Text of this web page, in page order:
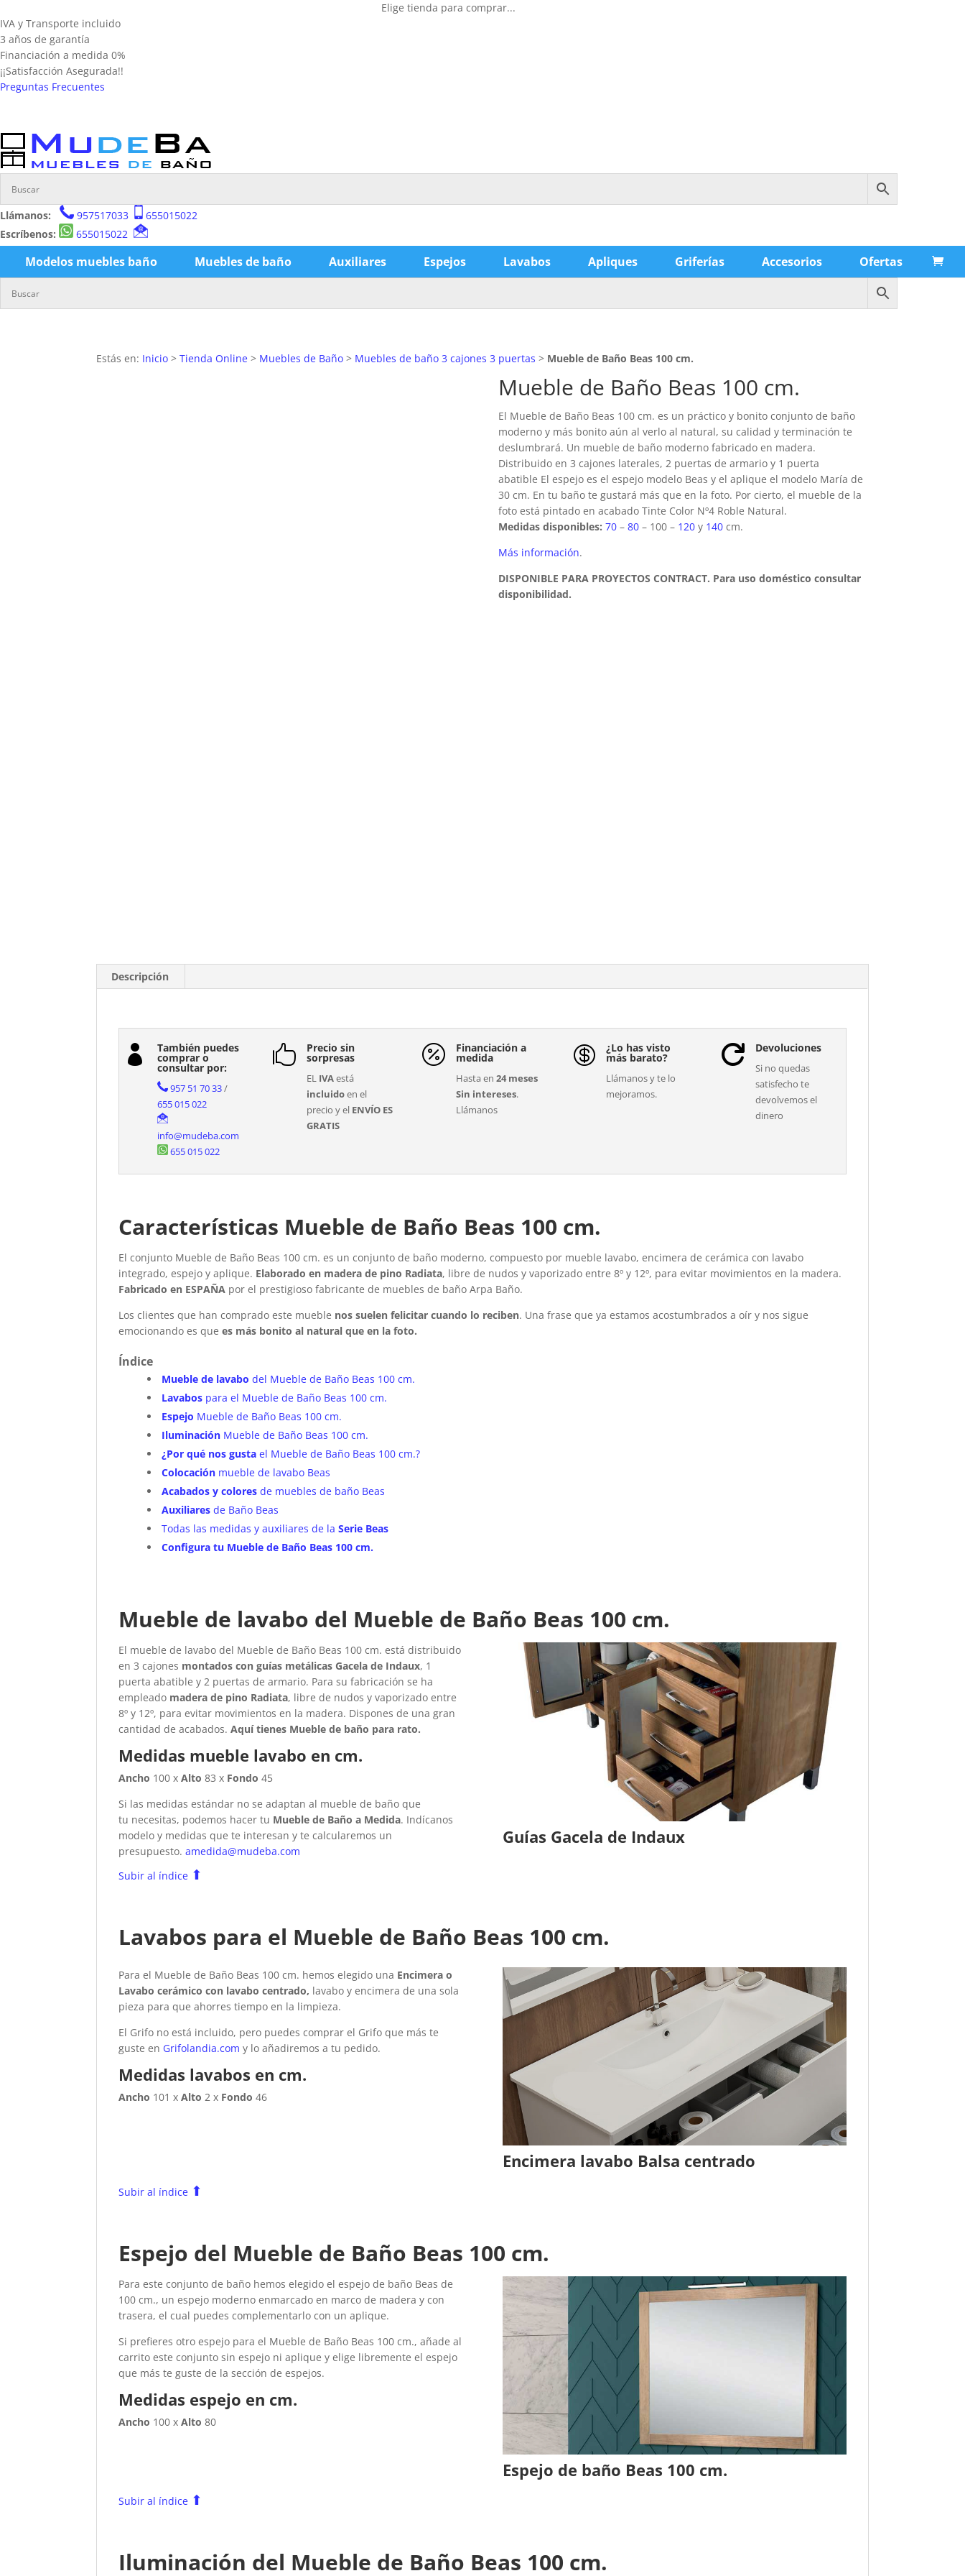
Elige tienda para comprar...
IVA y Transporte incluido
3 años de garantía
Financiación a medida 0%
¡¡Satisfacción Asegurada!!
Preguntas Frecuentes
Llámanos: 957517033
655015022
Escríbenos:
655015022
Modelos muebles baño Muebles de baño Auxiliares Espejos Lavabos Apliques Griferías Accesorios Ofertas
Estás en: Inicio >Tienda Online > Muebles de Baño > Muebles de baño 3 cajones 3 puertas > Mueble de Baño Beas 100 cm.
Mueble de Baño Beas 100 cm.
El Mueble de Baño Beas 100 cm. es un práctico y bonito conjunto de baño
moderno y más bonito aún al verlo al natural, su calidad y terminación te
deslumbrará. Un mueble de baño moderno fabricado en madera.
Distribuido en 3 cajones laterales, 2 puertas de armario y 1 puerta
abatible El espejo es el espejo modelo Beas y el aplique el modelo María de
30 cm. En tu baño te gustará más que en la foto. Por cierto, el mueble de la
foto está pintado en acabado Tinte Color Nº4 Roble Natural.
Medidas disponibles: 70– 80– 100 – 120y 140cm.
Más información.
DISPONIBLE PARA PROYECTOS CONTRACT. Para uso doméstico consultar
disponibilidad.
Descripción
 También puedes
comprar o
consultar por:
957 51 70 33/
655 015 022
info@mudeba.com
655 015 022
 Precio sin
sorpresas
EL IVAestá
incluidoen el
precio y el ENVÍO ES
GRATIS
 Financiación a
medida
Hasta en24 meses
Sin intereses.
Llámanos
 ¿Lo has visto
más barato?
Llámanos y te lo
mejoramos.
 Devoluciones
Si no quedas
satisfecho te
devolvemos el
dinero
Características Mueble de Baño Beas 100 cm.​
El conjunto Mueble de Baño Beas 100 cm. es un conjunto de baño moderno, compuesto por mueble lavabo, encimera de cerámica con lavabo
integrado, espejo y aplique. Elaborado en madera de pino Radiata, libre de nudos y vaporizado entre 8º y 12º, para evitar movimientos en la madera.
Fabricado en ESPAÑA por el prestigioso fabricante de muebles de baño Arpa Baño.
Los clientes que han comprado este mueble nos suelen felicitar cuando lo reciben. Una frase que ya estamos acostumbrados a oír y nos sigue
emocionando es quees más bonito al natural que en la foto.
Índice
Mueble de lavabo del Mueble de Baño Beas 100 cm.
Lavabos para el Mueble de Baño Beas 100 cm.
Espejo Mueble de Baño Beas 100 cm.
Iluminación Mueble de Baño Beas 100 cm.
¿Por qué nos gusta el Mueble de Baño Beas 100 cm.?
Colocación mueble de lavabo Beas
Acabados y colores de muebles de baño Beas
Auxiliares de Baño Beas
Todas las medidas y auxiliares de laSerie Beas
Configura tu Mueble de Baño Beas 100 cm.
Mueble de lavabo del Mueble de Baño Beas 100 cm.
El mueble de lavabo del Mueble de Baño Beas 100 cm. está distribuido
en 3 cajones montados con guías metálicas Gacela de Indaux, 1
puerta abatible y 2 puertas de armario. Para su fabricación se ha
empleado madera de pino Radiata, libre de nudos y vaporizado entre
8º y 12º, para evitar movimientos en la madera. Dispones de una gran
cantidad de acabados.Aquí tienes Mueble de baño para rato.
Medidas mueble lavabo en cm.
Ancho 100 xAlto 83 x Fondo 45
Si las medidas estándar no se adaptan al mueble de baño que
tu necesitas, podemos hacer tu Mueble de Baño a Medida. Indícanos
modelo y medidas que te interesan y te calcularemos un
presupuesto.amedida@mudeba.com
Guías Gacela de Indaux
Subir al índice ⬆
Lavabos para el Mueble de Baño Beas 100 cm.
Para el Mueble de Baño Beas 100 cm. hemos elegido una Encimera o
Lavabo cerámico con lavabo centrado, lavabo y encimera de una sola
pieza para que ahorres tiempo en la limpieza.
El Grifo no está incluido, pero puedes comprar el Grifo que más te
guste en Grifolandia.com y lo añadiremos a tu pedido.
Medidas lavabos en cm.
Ancho 101 xAlto 2 x Fondo 46
Encimera lavabo Balsa centrado
Subir al índice ⬆
Espejo del Mueble de Baño Beas 100 cm.
Para este conjunto de baño hemos elegido el espejo de baño Beas de
100 cm., un espejo moderno enmarcado en marco de madera y con
trasera, el cual puedes complementarlo con un aplique.
Si prefieres otro espejo para el Mueble de Baño Beas 100 cm., añade al
carrito este conjunto sin espejo ni aplique y elige libremente el espejo
que más te guste de la sección de espejos.
Medidas espejo en cm.
Ancho 100 xAlto 80
Espejo de baño Beas 100 cm.
Subir al índice ⬆
Iluminación del Mueble de Baño Beas 100 cm.